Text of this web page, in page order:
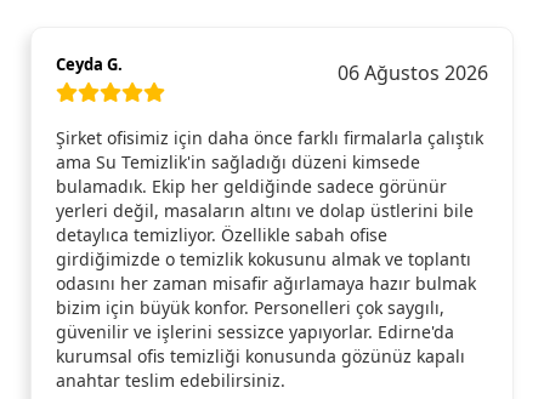
Ceyda G. 06 Ağustos 2026
Şirket ofisimiz için daha önce farklı firmalarla çalıştık
ama Su Temizlik'in sağladığı düzeni kimsede
bulamadık. Ekip her geldiğinde sadece görünür
yerleri değil, masaların altını ve dolap üstlerini bile
detaylıca temizliyor. Özellikle sabah ofise
girdiğimizde o temizlik kokusunu almak ve toplantı
odasını her zaman misafir ağırlamaya hazır bulmak
bizim için büyük konfor. Personelleri çok saygılı,
güvenilir ve işlerini sessizce yapıyorlar. Edirne'da
kurumsal ofis temizliği konusunda gözünüz kapalı
anahtar teslim edebilirsiniz.